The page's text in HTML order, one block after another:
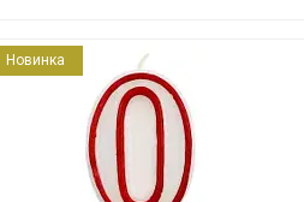
Новинка